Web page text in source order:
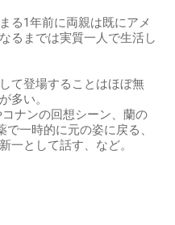
る1年前に両親は既にアメ
るまでは実質一人で生活し
て登場することはほぼ無
多い。
ナンの回想シーン、蘭の
一時的に元の姿に戻る、
一として話す、など。